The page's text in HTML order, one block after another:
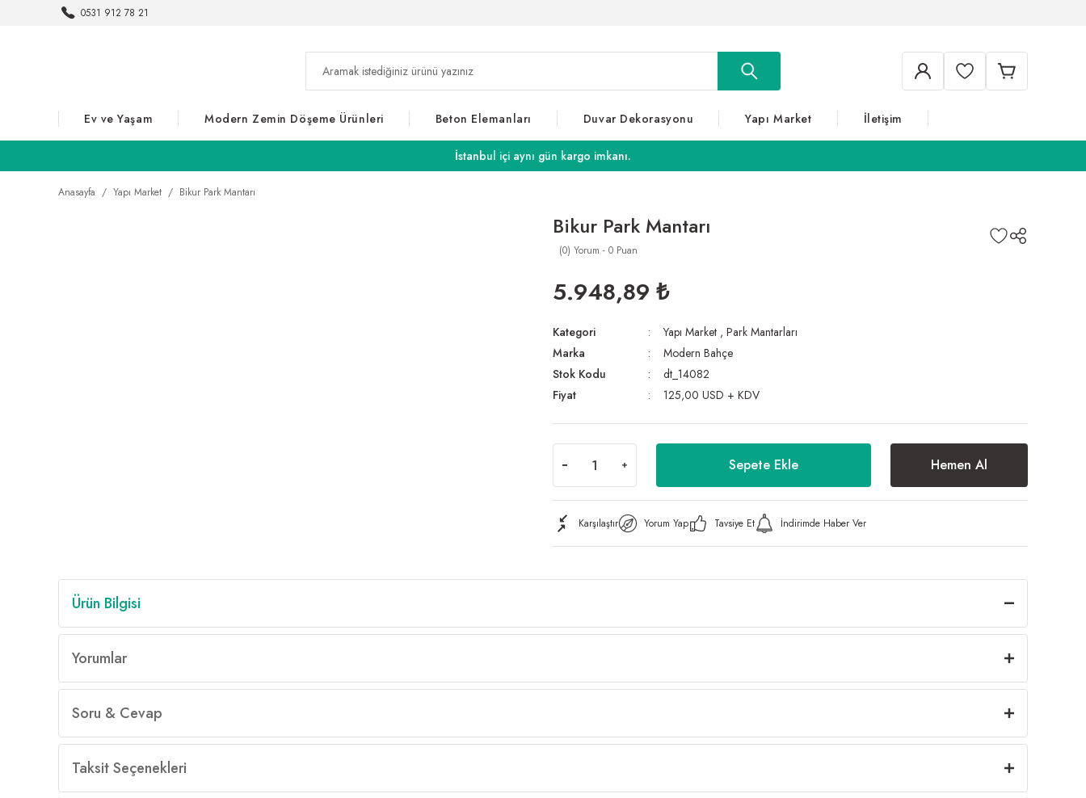
0531 912 78 21
Ev ve Yaşam Modern Zemin Döşeme Ürünleri Beton Elemanları Duvar Dekorasyonu Yapı Market İletişim
İstanbul içi aynı gün kargo imkanı.
Anasayfa Yapı Market Bikur Park Mantarı
Bikur Park Mantarı
(0) Yorum - 0 Puan
5.948,89 ₺
Kategori Yapı Market , Park Mantarları
Marka
Modern Bahçe
Stok Kodu
dt_14082
Fiyat
125,00 USD + KDV
Sepete Ekle Hemen Al
Karşılaştır Yorum Yap Tavsiye Et İndirimde Haber Ver
Ürün Bilgisi
Yorumlar
Soru & Cevap
Taksit Seçenekleri